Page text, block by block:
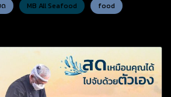
MB All Seafood food